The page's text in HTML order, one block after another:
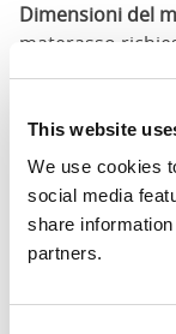
This website
We use cookies
social media
share
partners.
Dimensioni del
materasso
Larghezza: La
Altezza della
letto
Altezza del piede
piedi del letto
Queste